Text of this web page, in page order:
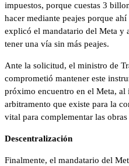
impuestos, porque cuestas 3
hacer mediante peajes porque
explicó el mandatario del Meta y
tener una vía sin más peajes.
Ante la solicitud, el ministro de
comprometió mantener este
próximo encuentro en el Meta,
arbitramento que existe para la
vital para complementar las
Descentralización
Finalmente, el mandatario del